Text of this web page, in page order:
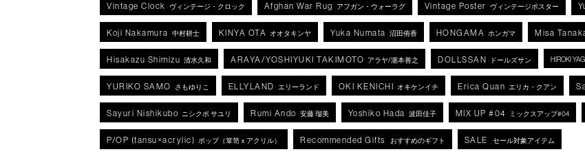
Vintage Clock ヴィンテージ・クロック Afghan War Rug アフガン・ウォーラグ Vintage Poster ヴィンテージポスター
Koji Nakamura 中村耕士 KINYA OTA オオタキンヤ Yuka Numata 沼田侑香 HONGAMA ホンガマ Misa
Hisakazu Shimizu 清水久和 ARAYA/YOSHIYUKI TAKIMOTO アラヤ/瀧本善之 DOLLSSAN ドールズサン HIROKI
YURIKO SAMO さもゆりこ ELLYLAND エリーランド OKI KENICHI オキケンイチ Erica Quan エリカ・クアン
Sayuri Nishikubo ニシクボ サユリ Rumi Ando 安藤 瑠美 Yoshiko Hada 波田佳子 MIX UP #04 ミックスアップ#04
P/OP (tansu×acrylic) ポップ（箪笥ｘアクリル） Recommended Gifts おすすめのギフト SALE セール対象アイテム